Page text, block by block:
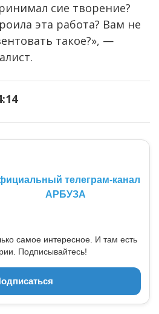
сие творение?
эта работа? Вам не
такое?», —
телеграм-канал
АРБУЗА
самое интересное. И там есть
Подписывайтесь!